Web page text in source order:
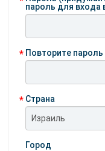
пароль для входа
Повторите пароль
Страна
Город